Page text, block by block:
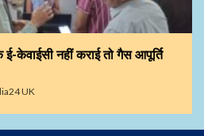
केवाईसी नहीं कराई तो गैस आपूर्ति
UK